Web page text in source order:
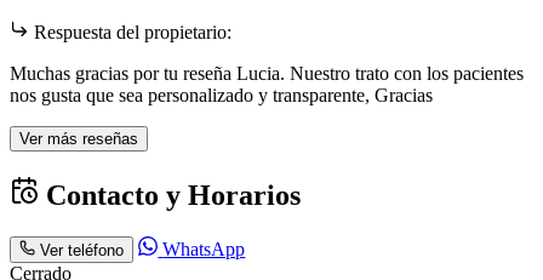
Respuesta del propietario:
Muchas gracias por tu reseña Lucia. Nuestro trato con los pacientes
nos gusta que sea personalizado y transparente, Gracias
Ver más reseñas
Contacto y Horarios
Ver teléfono
WhatsApp
Cerrado